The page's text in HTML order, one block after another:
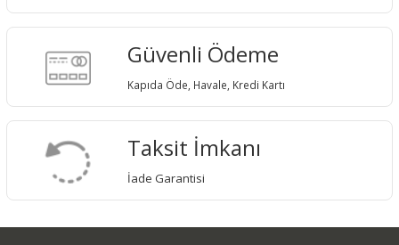
Güvenli Ödeme
Kapıda Öde, Havale, Kredi Kartı
Taksit İmkanı
İade Garantisi